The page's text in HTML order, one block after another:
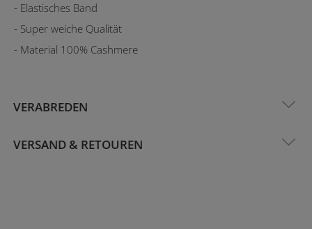
- Elastisches Band
- Super weiche Qualität
- Material 100% Cashmere
VERABREDEN
VERSAND & RETOUREN